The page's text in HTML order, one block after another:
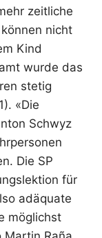
zeitliche
nicht
Kind
wurde das
stetig
«Die
Schwyz
Die SP
für
adäquate
möglichst